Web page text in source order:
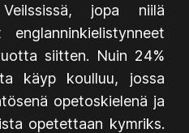
jopa niilä
siitten. Nuin 24%
käyp koulluu, jossa
opetoskielenä ja
opetettaan kymriks.